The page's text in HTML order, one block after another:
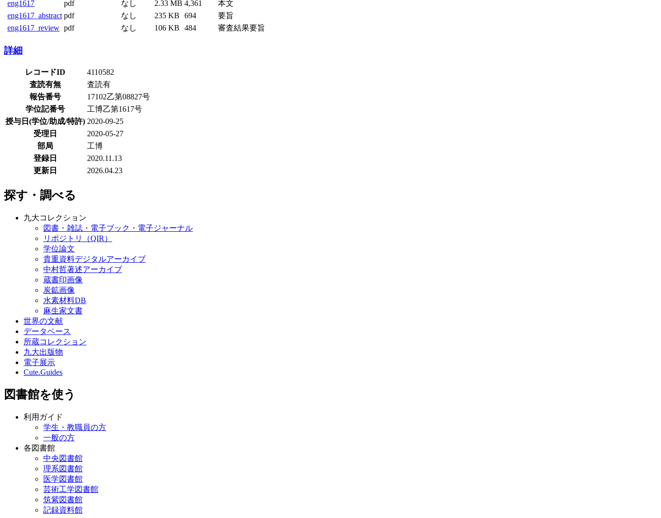
eng1617 pdf なし 2.33 MB 4,361
本文
eng1617_abstract pdf なし 235 KB 694
要旨
eng1617_review pdf なし 106 KB 484 審査結果要旨
詳細
レコードID
4110582
査読有無
査読有
報告番号
17102乙第08827号
学位記番号
工博乙第1617号
授与日(学位/助成/特許) 2020-09-25
受理日
2020-05-27
部局
工博
登録日
2020.11.13
更新日
2026.04.23
探す・調べる
九大コレクション
図書・雑誌・電子ブック・電子ジャーナル
リポジトリ（QIR）
学位論文
貴重資料デジタルアーカイブ
中村哲著述アーカイブ
蔵書印画像
炭鉱画像
水素材料DB
麻生家文書
世界の文献
データベース
所蔵コレクション
九大出版物
電子展示
Cute.Guides
図書館を使う
利用ガイド
学生・教職員の方
一般の方
各図書館
中央図書館
理系図書館
医学図書館
芸術工学図書館
筑紫図書館
記録資料館